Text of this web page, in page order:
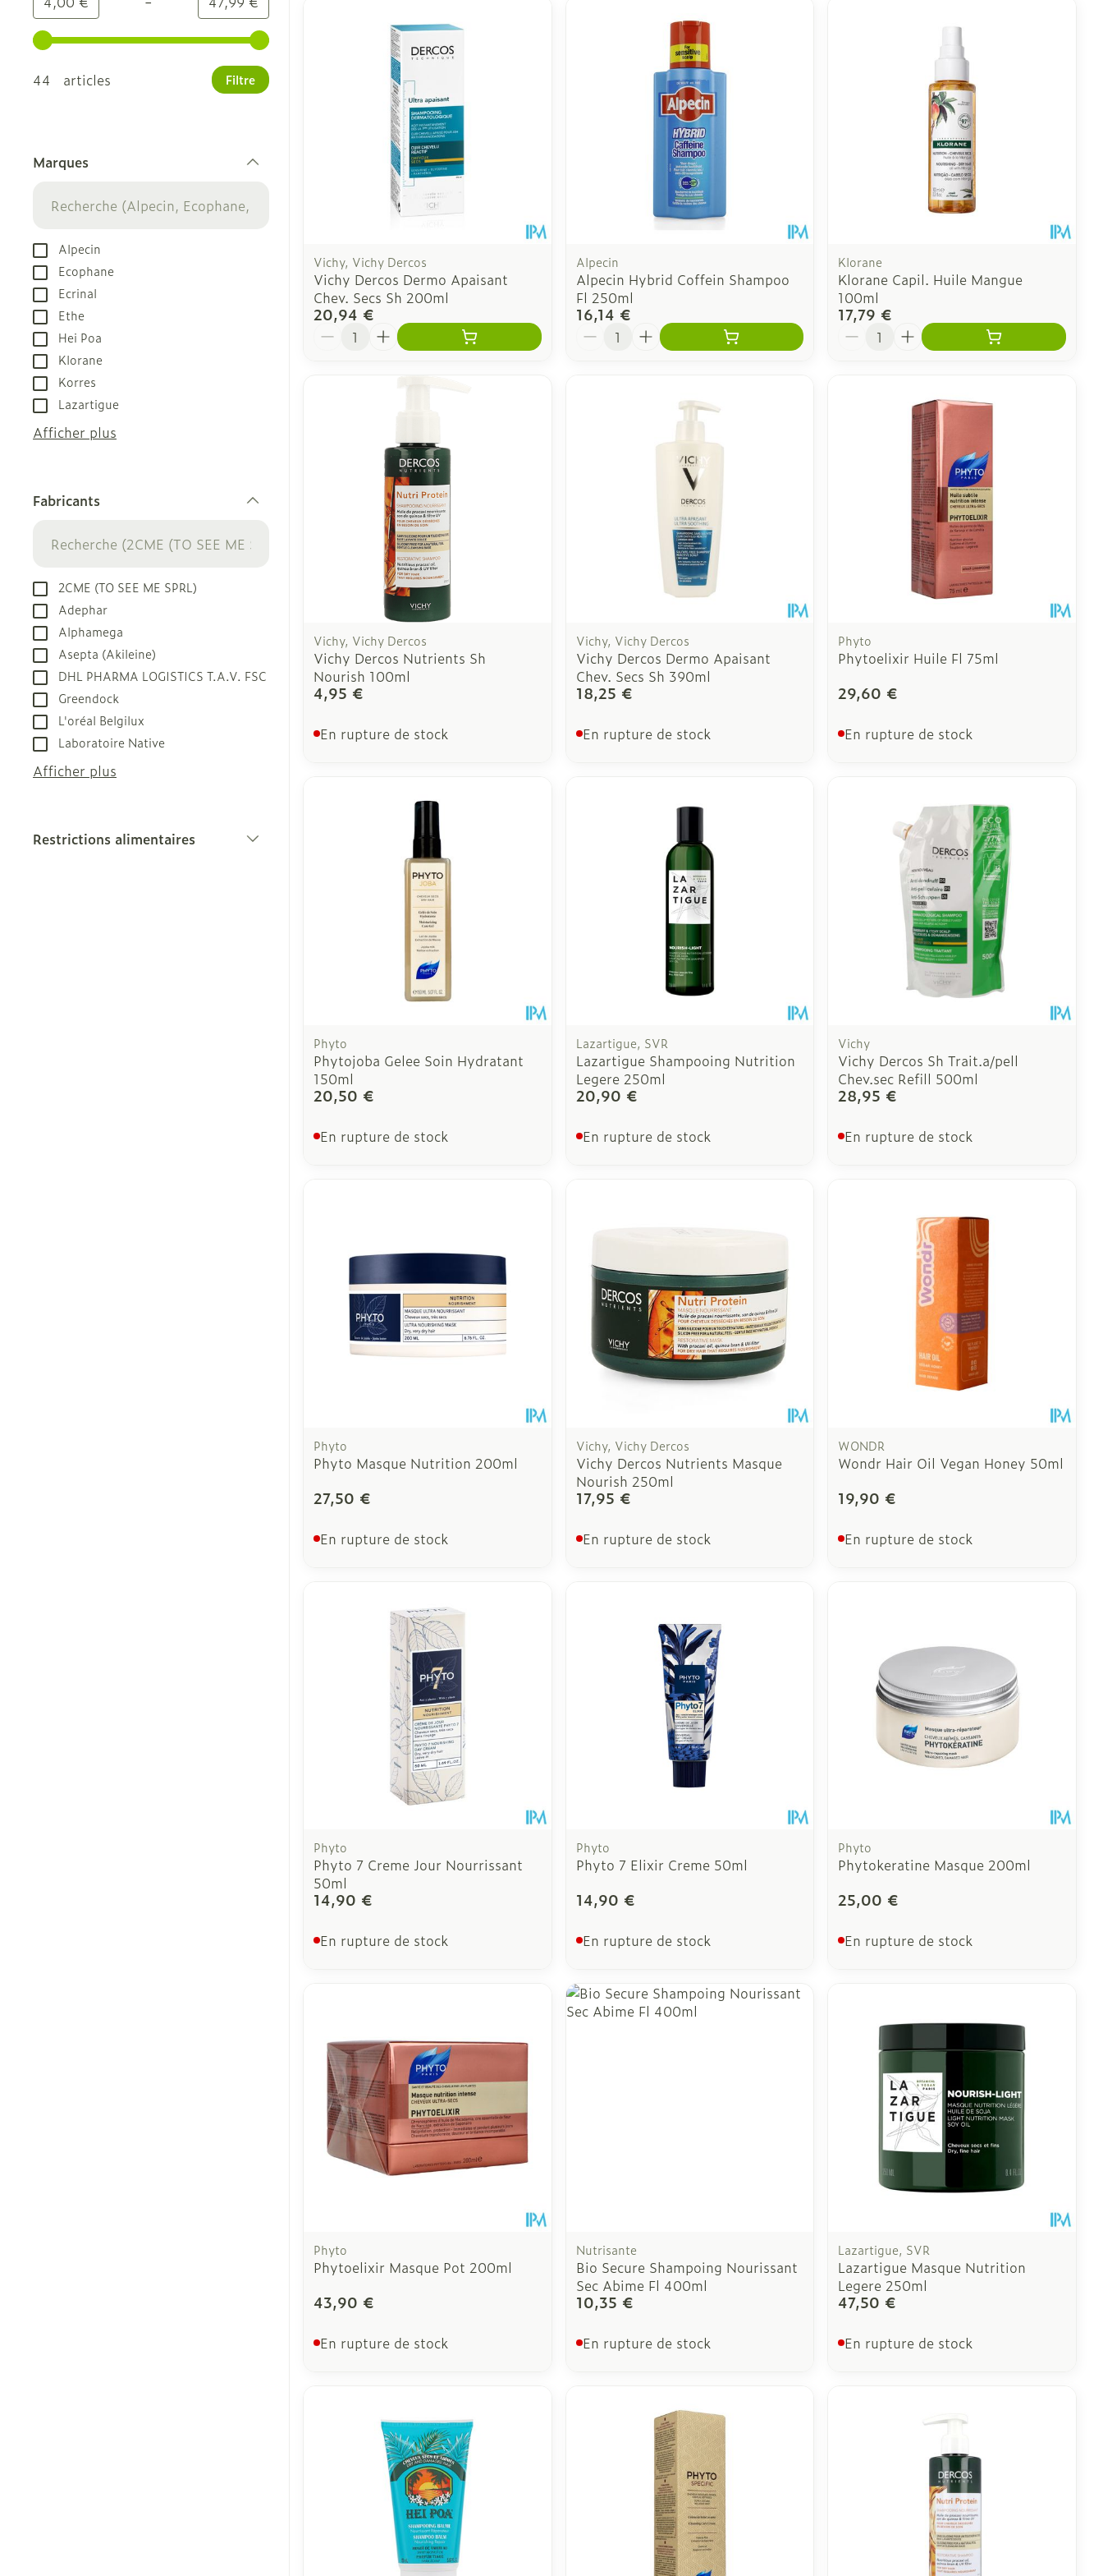
Utilisez les touches fléchées gauche et droite pour ajuster les valeurs minimales et maximales du prix.
44 articles
Filtre
Marques
Alpecin
Ecophane
Ecrinal
Ethe
Hei Poa
Klorane
Korres
Lazartigue
Afficher plus
Fabricants
2CME (TO SEE ME SPRL)
Adephar
Alphamega
Asepta (Akileine)
DHL PHARMA LOGISTICS T.A.V. FSC
Greendock
L'oréal Belgilux
Laboratoire Native
Afficher plus
Restrictions alimentaires
Vichy, Vichy Dercos
Vichy Dercos Dermo Apaisant
Chev. Secs Sh 200ml
20,94 €
Quantité
Alpecin
Alpecin Hybrid Coffein Shampoo
Fl 250ml
16,14 €
Quantité
Klorane
Klorane Capil. Huile Mangue
100ml
17,79 €
Quantité
Vichy, Vichy Dercos
Vichy Dercos Nutrients Sh
Nourish 100ml
4,95 €
En rupture de stock
Vichy, Vichy Dercos
Vichy Dercos Dermo Apaisant
Chev. Secs Sh 390ml
18,25 €
En rupture de stock
Phyto
Phytoelixir Huile Fl 75ml
29,60 €
En rupture de stock
Phyto
Phytojoba Gelee Soin Hydratant
150ml
20,50 €
En rupture de stock
Lazartigue, SVR
Lazartigue Shampooing Nutrition
Legere 250ml
20,90 €
En rupture de stock
Vichy
Vichy Dercos Sh Trait.a/pell
Chev.sec Refill 500ml
28,95 €
En rupture de stock
Phyto
Phyto Masque Nutrition 200ml
27,50 €
En rupture de stock
Vichy, Vichy Dercos
Vichy Dercos Nutrients Masque
Nourish 250ml
17,95 €
En rupture de stock
WONDR
Wondr Hair Oil Vegan Honey 50ml
19,90 €
En rupture de stock
Phyto
Phyto 7 Creme Jour Nourrissant
50ml
14,90 €
En rupture de stock
Phyto
Phyto 7 Elixir Creme 50ml
14,90 €
En rupture de stock
Phyto
Phytokeratine Masque 200ml
25,00 €
En rupture de stock
Phyto
Phytoelixir Masque Pot 200ml
43,90 €
En rupture de stock
Nutrisante
Bio Secure Shampoing Nourissant
Sec Abime Fl 400ml
10,35 €
En rupture de stock
Lazartigue, SVR
Lazartigue Masque Nutrition
Legere 250ml
47,50 €
En rupture de stock